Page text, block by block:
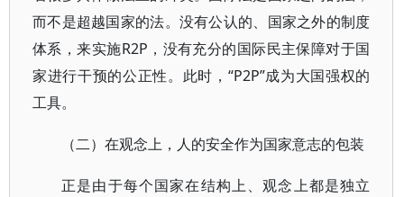
而不是超越国家的法。没有公认的、国家之外的制度
体系，来实施R2P，没有充分的国际民主保障对于国
家进行干预的公正性。此时，“P2P”成为大国强权的
工具。
（二）在观念上，人的安全作为国家意志的包装
正是由于每个国家在结构上、观念上都是独立